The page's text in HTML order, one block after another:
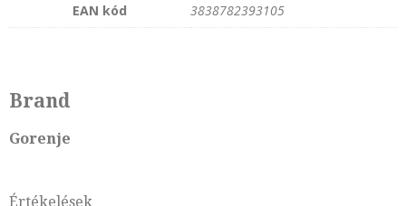
EAN kód
3838782393105
Brand
Gorenje
Értékelések